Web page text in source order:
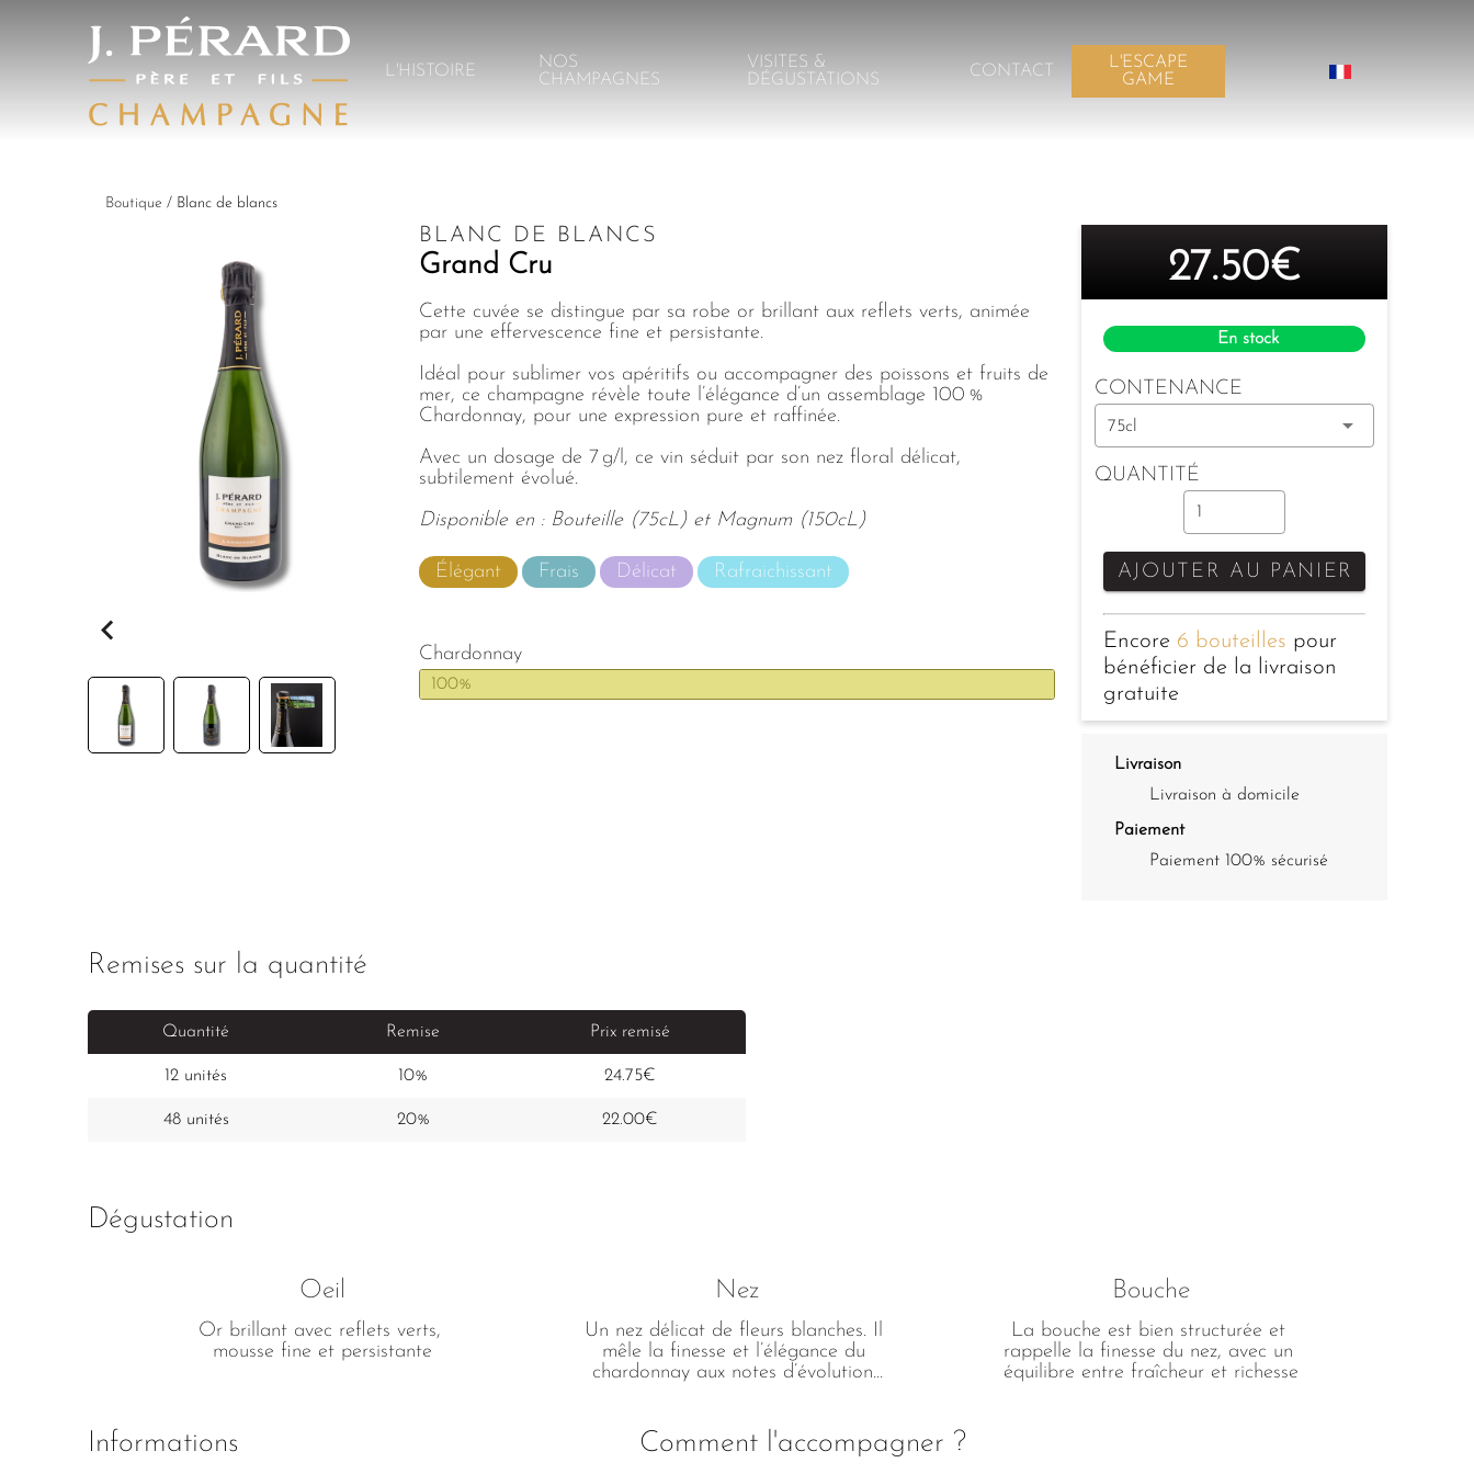
L'HISTOIRE
NOS
CHAMPAGNES
VISITES &
DÉGUSTATIONS
CONTACT
L'ESCAPE
GAME
Boutique / Blanc de blancs
BLANC DE BLANCS
Grand Cru
Cette cuvée se distingue par sa robe or brillant aux reflets verts, animée
par une effervescence fine et persistante.
Idéal pour sublimer vos apéritifs ou accompagner des poissons et fruits de
mer, ce champagne révèle toute l’élégance d’un assemblage 100 %
Chardonnay, pour une expression pure et raffinée.
Avec un dosage de 7 g/l, ce vin séduit par son nez floral délicat,
subtilement évolué.
Disponible en : Bouteille (75cL) et Magnum (150cL)
Élégant Frais Délicat Rafraichissant
Chardonnay
100%
27.50€
En stock
CONTENANCE
75cl
QUANTITÉ
AJOUTER AU PANIER
Encore 6 bouteilles pour
bénéficier de la livraison
gratuite
Livraison
Livraison à domicile
Paiement
Paiement 100% sécurisé
Remises sur la quantité
Quantité Remise Prix remisé
12 unités 10% 24.75€
48 unités 20% 22.00€
Dégustation
Oeil
Or brillant avec reflets verts,
mousse fine et persistante
Nez
Un nez délicat de fleurs blanches. Il
mêle la finesse et l’élégance du
chardonnay aux notes d’évolution...
Bouche
La bouche est bien structurée et
rappelle la finesse du nez, avec un
équilibre entre fraîcheur et richesse
Informations Comment l'accompagner ?